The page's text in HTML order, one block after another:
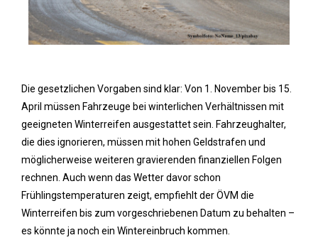
Die gesetzlichen Vorgaben sind klar: Von 1. November bis 15.
April müssen Fahrzeuge bei winterlichen Verhältnissen mit
geeigneten Winterreifen ausgestattet sein. Fahrzeughalter,
die dies ignorieren, müssen mit hohen Geldstrafen und
möglicherweise weiteren gravierenden finanziellen Folgen
rechnen. Auch wenn das Wetter davor schon
Frühlingstemperaturen zeigt, empfiehlt der ÖVM die
Winterreifen bis zum vorgeschriebenen Datum zu behalten –
es könnte ja noch ein Wintereinbruch kommen.